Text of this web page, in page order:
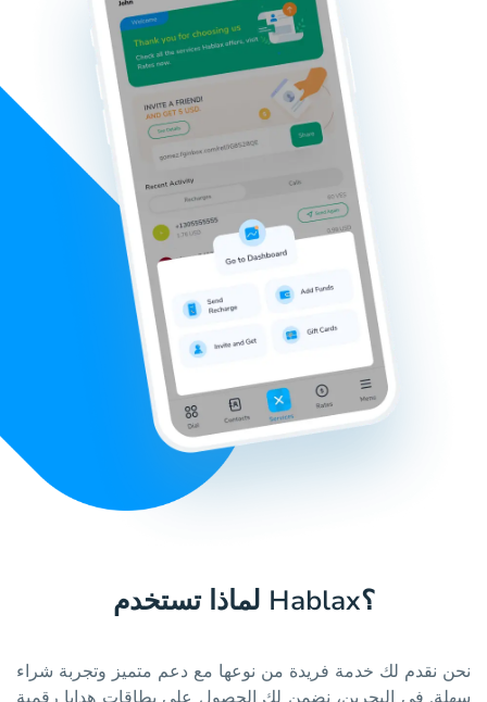
لماذا تستخدم Hablax؟
نحن نقدم لك خدمة فريدة من نوعها مع دعم متميز وتجربة شراء